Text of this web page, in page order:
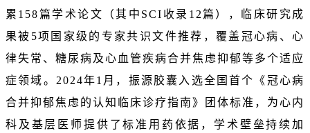
累158篇学术论文（其中SCI收录12篇），临床研究成
果被5项国家级的专家共识文件推荐，覆盖冠心病、心
律失常、糖尿病及心血管疾病合并焦虑抑郁等多个适应
症领域。2024年1月，振源胶囊入选全国首个《冠心病
合并抑郁焦虑的认知临床诊疗指南》团体标准，为心内
科及基层医师提供了标准用药依据，学术壁垒持续加